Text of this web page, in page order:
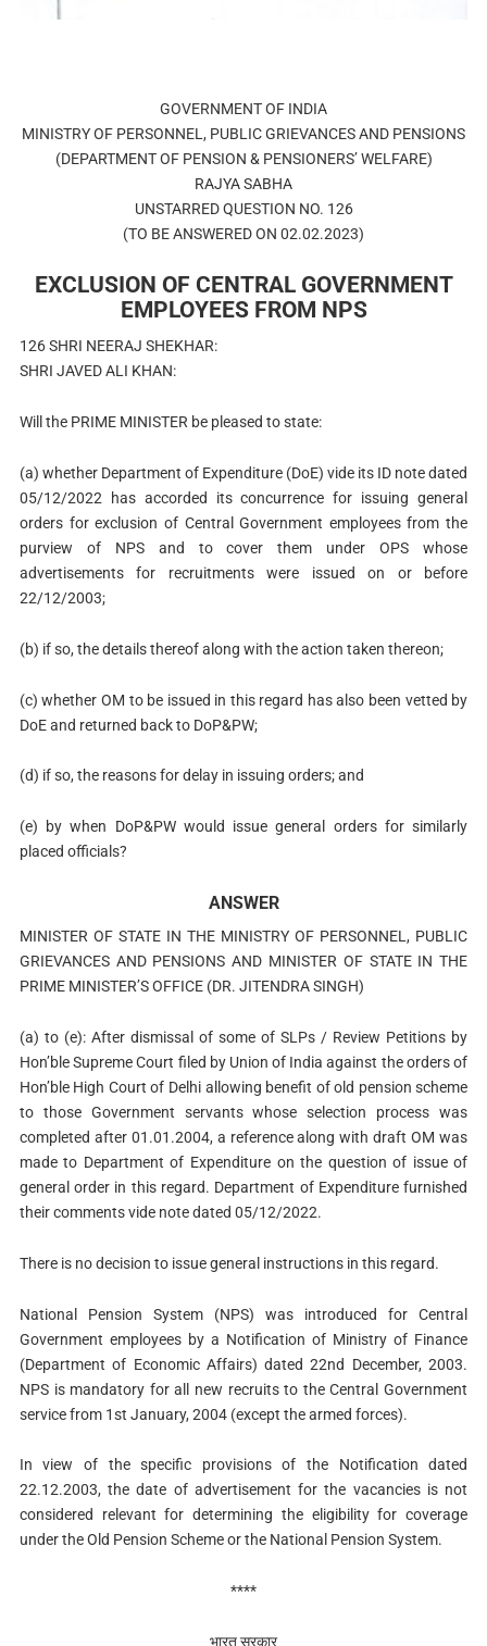
GOVERNMENT OF INDIA
MINISTRY OF PERSONNEL, PUBLIC GRIEVANCES AND PENSIONS
(DEPARTMENT OF PENSION & PENSIONERS’ WELFARE)
RAJYA SABHA
UNSTARRED QUESTION NO. 126
(TO BE ANSWERED ON 02.02.2023)
EXCLUSION OF CENTRAL GOVERNMENT
EMPLOYEES FROM NPS
126 SHRI NEERAJ SHEKHAR:
SHRI JAVED ALI KHAN:
Will the PRIME MINISTER be pleased to state:
(a) whether Department of Expenditure (DoE) vide its ID note dated
05/12/2022 has accorded its concurrence for issuing general
orders for exclusion of Central Government employees from the
purview of NPS and to cover them under OPS whose
advertisements for recruitments were issued on or before
22/12/2003;
(b) if so, the details thereof along with the action taken thereon;
(c) whether OM to be issued in this regard has also been vetted by
DoE and returned back to DoP&PW;
(d) if so, the reasons for delay in issuing orders; and
(e) by when DoP&PW would issue general orders for similarly
placed officials?
ANSWER
MINISTER OF STATE IN THE MINISTRY OF PERSONNEL, PUBLIC
GRIEVANCES AND PENSIONS AND MINISTER OF STATE IN THE
PRIME MINISTER’S OFFICE (DR. JITENDRA SINGH)
(a) to (e): After dismissal of some of SLPs / Review Petitions by
Hon’ble Supreme Court filed by Union of India against the orders of
Hon’ble High Court of Delhi allowing benefit of old pension scheme
to those Government servants whose selection process was
completed after 01.01.2004, a reference along with draft OM was
made to Department of Expenditure on the question of issue of
general order in this regard. Department of Expenditure furnished
their comments vide note dated 05/12/2022.
There is no decision to issue general instructions in this regard.
National Pension System (NPS) was introduced for Central
Government employees by a Notification of Ministry of Finance
(Department of Economic Affairs) dated 22nd December, 2003.
NPS is mandatory for all new recruits to the Central Government
service from 1st January, 2004 (except the armed forces).
In view of the specific provisions of the Notification dated
22.12.2003, the date of advertisement for the vacancies is not
considered relevant for determining the eligibility for coverage
under the Old Pension Scheme or the National Pension System.
****
भारत सरकार